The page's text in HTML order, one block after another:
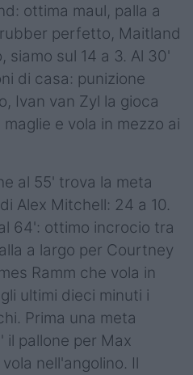
ottima maul, palla a
perfetto, Maitland
siamo sul 14 a 3. Al 30'
di casa: punizione
Ivan van Zyl la gioca
e vola in mezzo ai
al 55' trova la meta
Alex Mitchell: 24 a 10.
64': ottimo incrocio tra
a largo per Courtney
Ramm che vola in
ultimi dieci minuti i
Prima una meta
il pallone per Max
nell'angolino. Il